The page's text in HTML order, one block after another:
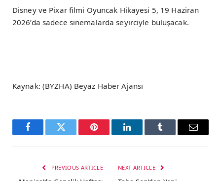
Disney ve Pixar filmi Oyuncak Hikayesi 5, 19 Haziran
2026’da sadece sinemalarda seyirciyle buluşacak.
Kaynak: (BYZHA) Beyaz Haber Ajansı
FacebookTwitter Pinterest LinkedInTumblr Email
PREVIOUS ARTICLE NEXT ARTICLE